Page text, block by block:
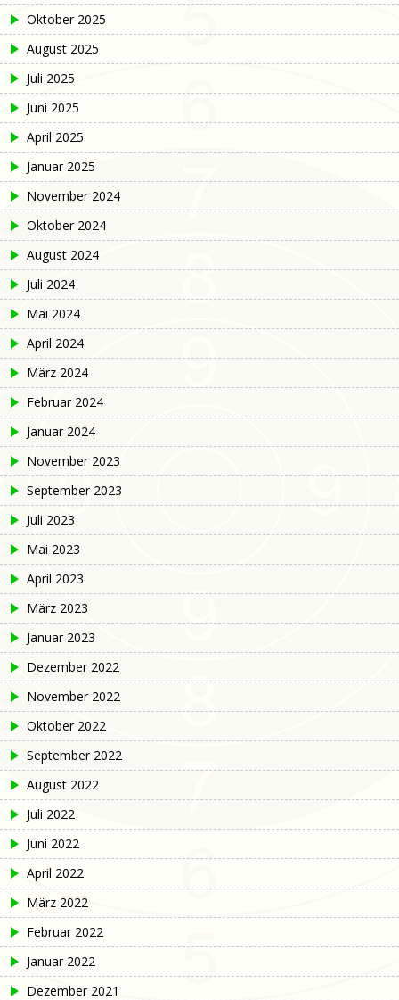
Oktober 2025
August 2025
Juli 2025
Juni 2025
April 2025
Januar 2025
November 2024
Oktober 2024
August 2024
Juli 2024
Mai 2024
April 2024
März 2024
Februar 2024
Januar 2024
November 2023
September 2023
Juli 2023
Mai 2023
April 2023
März 2023
Januar 2023
Dezember 2022
November 2022
Oktober 2022
September 2022
August 2022
Juli 2022
Juni 2022
April 2022
März 2022
Februar 2022
Januar 2022
Dezember 2021